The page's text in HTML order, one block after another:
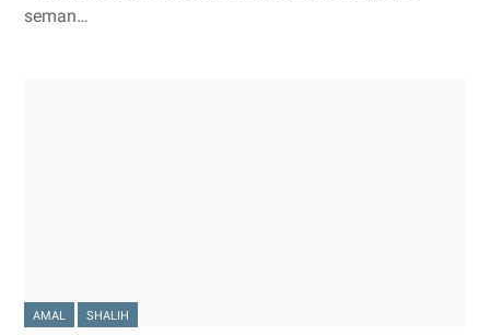
seman…
AMAL SHALIH